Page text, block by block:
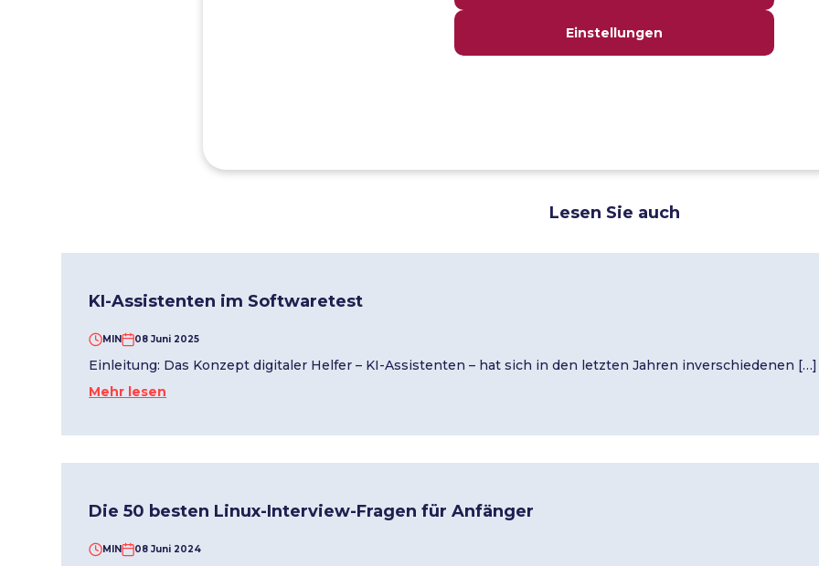
Abgerufen von
FAILED: timeOutTest
Lesen Sie auch
KI-Assistenten im Softwaretest
MIN 08 Juni 2025
Einleitung: Das Konzept digitaler Helfer – KI-Assistenten – hat sich in den letzten Jahren inverschiedenen […]
Mehr lesen
Die 50 besten Linux-Interview-Fragen für Anfänger
MIN 08 Juni 2024
Einstellungen